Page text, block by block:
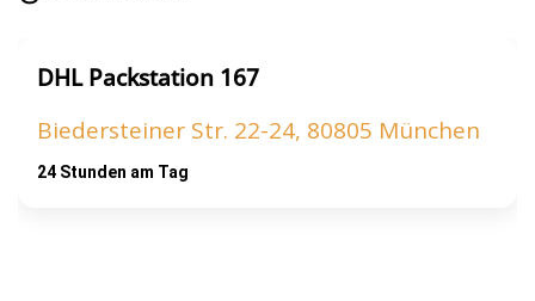
DHL Packstation 167
Biedersteiner Str. 22-24, 80805 München
24 Stunden am Tag